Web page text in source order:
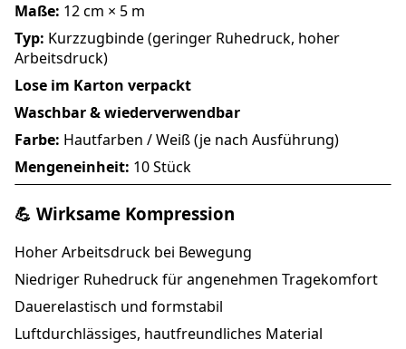
Maße: 12 cm × 5 m
Typ: Kurzzugbinde (geringer Ruhedruck, hoher
Arbeitsdruck)
Lose im Karton verpackt
Waschbar & wiederverwendbar
Farbe: Hautfarben / Weiß (je nach Ausführung)
Mengeneinheit: 10 Stück
💪 Wirksame Kompression
Hoher Arbeitsdruck bei Bewegung
Niedriger Ruhedruck für angenehmen Tragekomfort
Dauerelastisch und formstabil
Luftdurchlässiges, hautfreundliches Material